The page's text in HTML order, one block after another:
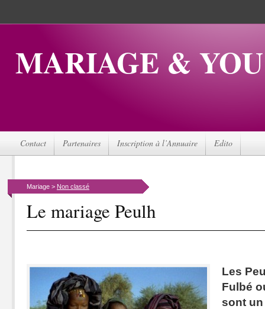
MARIAGE & YOU
Contact Partenaires Inscription à l’Annuaire Edito
Mariage > Non classé
Le mariage Peulh
Les
Fulbé
sont